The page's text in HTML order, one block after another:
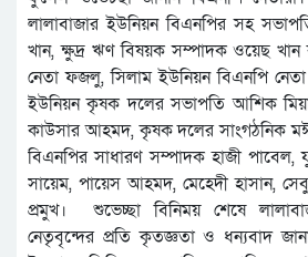
লালাবাজার ইউনিয়ন বিএনপির সহ
খান, ক্ষুদ্র ঋণ বিষয়ক সম্পাদক ওয়েছ
নেতা ফজলু, সিলাম ইউনিয়ন বিএনপি
ইউনিয়ন কৃষক দলের সভাপতি আশিক
কাউসার আহমদ, কৃষক দলের সাংগঠনিক
বিএনপির সাধারণ সম্পাদক হাজী
সায়েম, পায়েস আহমদ, মেহেদী হাসান,
প্রমুখ। শুভেচ্ছা বিনিময় শেষে
নেতৃবৃন্দের প্রতি কৃতজ্ঞতা ও ধন্যবাদ